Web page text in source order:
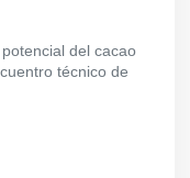
del cacao
técnico de